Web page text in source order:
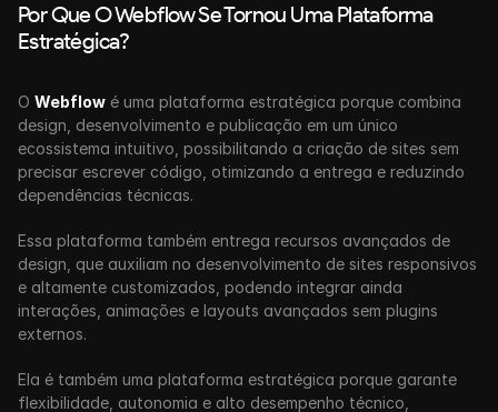
Por Que O Webflow Se Tornou Uma Plataforma
Estratégica?
O Webflow é uma plataforma estratégica porque combina
design, desenvolvimento e publicação em um único
ecossistema intuitivo, possibilitando a criação de sites sem
precisar escrever código, otimizando a entrega e reduzindo
dependências técnicas.
Essa plataforma também entrega recursos avançados de
design, que auxiliam no desenvolvimento de sites responsivos
e altamente customizados, podendo integrar ainda
interações, animações e layouts avançados sem plugins
externos.
Ela é também uma plataforma estratégica porque garante
flexibilidade, autonomia e alto desempenho técnico,